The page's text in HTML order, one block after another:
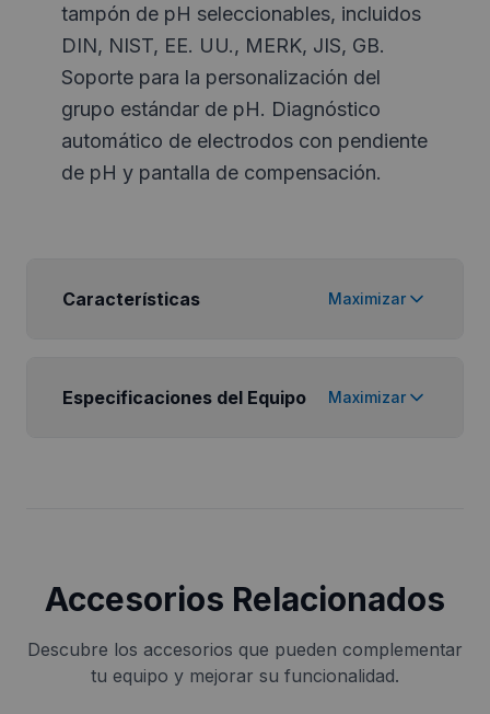
tampón de pH seleccionables, incluidos
DIN, NIST, EE. UU., MERK, JIS, GB.
Soporte para la personalización del
grupo estándar de pH. Diagnóstico
automático de electrodos con pendiente
de pH y pantalla de compensación.
Características Maximizar
Especificaciones del Equipo Maximizar
Accesorios Relacionados
Descubre los accesorios que pueden complementar
tu equipo y mejorar su funcionalidad.